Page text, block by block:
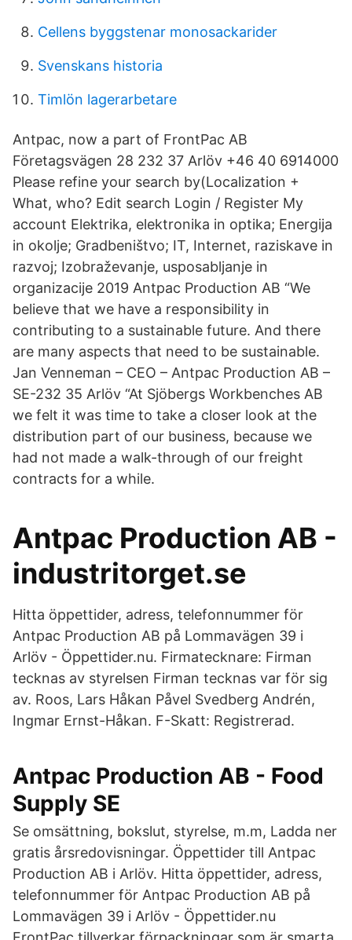
Cellens byggstenar monosackarider
Svenskans historia
Timlön lagerarbetare
Antpac, now a part of FrontPac AB
Företagsvägen 28 232 37 Arlöv +46 40 6914000
Please refine your search by(Localization +
What, who? Edit search Login / Register My
account Elektrika, elektronika in optika; Energija
in okolje; Gradbeništvo; IT, Internet, raziskave in
razvoj; Izobraževanje, usposabljanje in
organizacije 2019 Antpac Production AB “We
believe that we have a responsibility in
contributing to a sustainable future. And there
are many aspects that need to be sustainable.
Jan Venneman – CEO – Antpac Production AB –
SE-232 35 Arlöv “At Sjöbergs Workbenches AB
we felt it was time to take a closer look at the
distribution part of our business, because we
had not made a walk-through of our freight
contracts for a while.
Antpac Production AB -
industritorget.se
Hitta öppettider, adress, telefonnummer för
Antpac Production AB på Lommavägen 39 i
Arlöv - Öppettider.nu. Firmatecknare: Firman
tecknas av styrelsen Firman tecknas var för sig
av. Roos, Lars Håkan Påvel Svedberg Andrén,
Ingmar Ernst-Håkan. F-Skatt: Registrerad.
Antpac Production AB - Food
Supply SE
Se omsättning, bokslut, styrelse, m.m, Ladda ner
gratis årsredovisningar. Öppettider till Antpac
Production AB i Arlöv. Hitta öppettider, adress,
telefonnummer för Antpac Production AB på
Lommavägen 39 i Arlöv - Öppettider.nu